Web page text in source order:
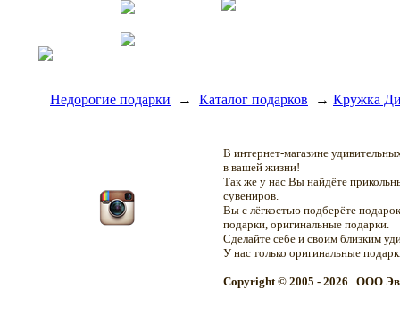
Недорогие подарки → Каталог подарков → Кружка
В интернет-магазине
в вашей жизни!
Так же у нас Вы найдёте
сувениров.
Вы с лёгкостью подберёте
подарки, оригинальные подарки.
Сделайте себе и своим близким
У нас только оригинальные
Copyright © 2005 - 2026 OOO